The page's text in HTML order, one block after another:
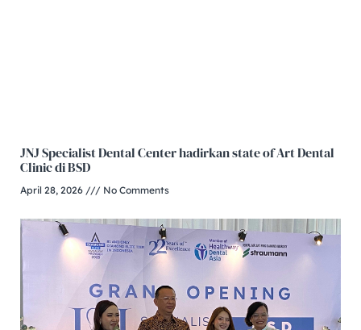
JNJ Specialist Dental Center hadirkan state of Art Dental
Clinic di BSD
April 28, 2026 No Comments